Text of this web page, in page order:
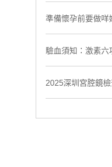
準備懷孕前要做咩
驗血須知：激素
​2025深圳宮腔鏡